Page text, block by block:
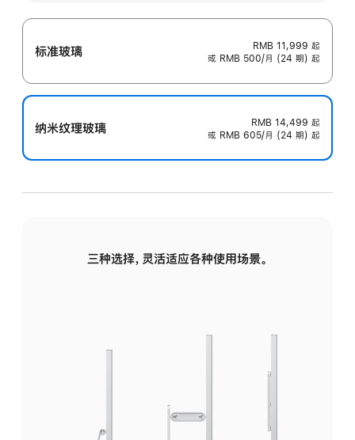
标准玻璃 RMB 11,999 起
或 RMB 500/月 (24 期) 起
纳米纹理玻璃 RMB 14,499 起
或 RMB 605/月 (24 期) 起
三种选择，灵活适应各种使用场景。